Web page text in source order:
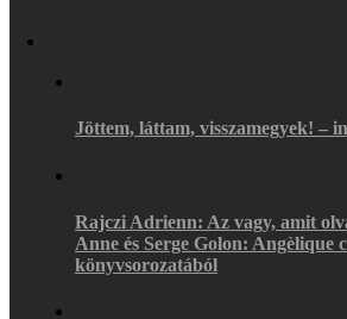
Jöttem, láttam, visszamegyek! –
Rajczi Adrienn: Az vagy, amit
Anne és Serge Golon: Angèlique
könyvsorozatából